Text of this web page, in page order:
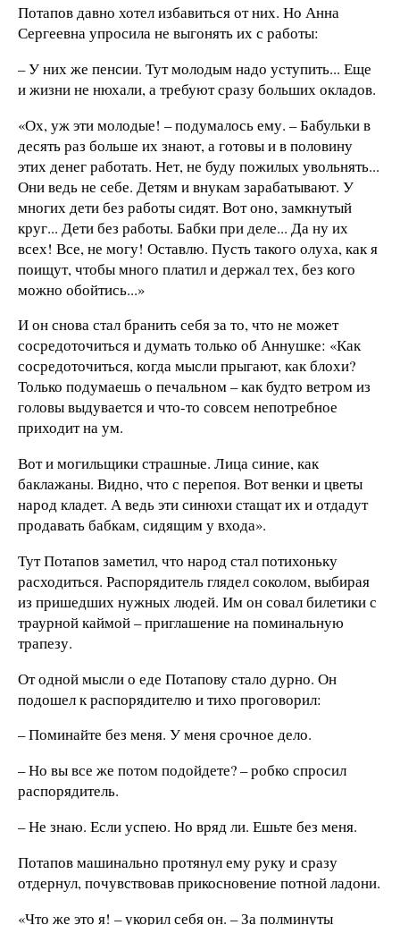
Потапов давно хотел избавиться от них. Но Анна
Сергеевна упросила не выгонять их с работы:
– У них же пенсии. Тут молодым надо уступить... Еще
и жизни не нюхали, а требуют сразу больших окладов.
«Ох, уж эти молодые! – подумалось ему. – Бабульки в
десять раз больше их знают, а готовы и в половину
этих денег работать. Нет, не буду пожилых увольнять...
Они ведь не себе. Детям и внукам зарабатывают. У
многих дети без работы сидят. Вот оно, замкнутый
круг... Дети без работы. Бабки при деле... Да ну их
всех! Все, не могу! Оставлю. Пусть такого олуха, как я
поищут, чтобы много платил и держал тех, без кого
можно обойтись...»
И он снова стал бранить себя за то, что не может
сосредоточиться и думать только об Аннушке: «Как
сосредоточиться, когда мысли прыгают, как блохи?
Только подумаешь о печальном – как будто ветром из
головы выдувается и что-то совсем непотребное
приходит на ум.
Вот и могильщики страшные. Лица синие, как
баклажаны. Видно, что с перепоя. Вот венки и цветы
народ кладет. А ведь эти синюхи стащат их и отдадут
продавать бабкам, сидящим у входа».
Тут Потапов заметил, что народ стал потихоньку
расходиться. Распорядитель глядел соколом, выбирая
из пришедших нужных людей. Им он совал билетики с
траурной каймой – приглашение на поминальную
трапезу.
От одной мысли о еде Потапову стало дурно. Он
подошел к распорядителю и тихо проговорил:
– Поминайте без меня. У меня срочное дело.
– Но вы все же потом подойдете? – робко спросил
распорядитель.
– Не знаю. Если успею. Но вряд ли. Ешьте без меня.
Потапов машинально протянул ему руку и сразу
отдернул, почувствовав прикосновение потной ладони.
«Что же это я! – укорил себя он. – За полминуты